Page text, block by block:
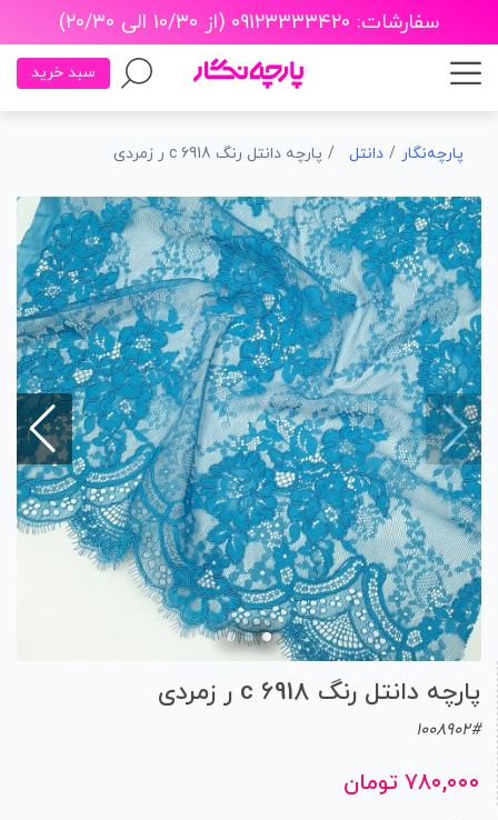
سفارشات: ۰۹۱۲۳۳۳۳۴۲۰ (از ۱۰/۳۰ الی ۲۰/۳۰)
سبد خرید
پارچه‌نگار دانتل پارچه دانتل رنگ 6918 c ر زمردی
پارچه دانتل رنگ 6918 c ر زمردی
1008902#
۷۸۰,۰۰۰ تومان